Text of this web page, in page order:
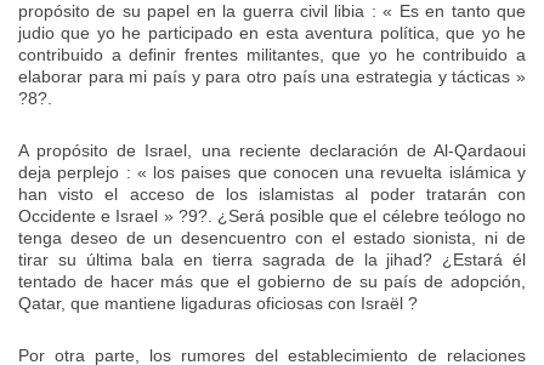
propósito de su papel en la guerra civil libia : « Es en tanto que
judio que yo he participado en esta aventura política, que yo he
contribuido a definir frentes militantes, que yo he contribuido a
elaborar para mi país y para otro país una estrategia y tácticas »
?8?.
A propósito de Israel, una reciente declaración de Al-Qardaoui
deja perplejo : « los paises que conocen una revuelta islámica y
han visto el acceso de los islamistas al poder tratarán con
Occidente e Israel » ?9?. ¿Será posible que el célebre teólogo no
tenga deseo de un desencuentro con el estado sionista, ni de
tirar su última bala en tierra sagrada de la jihad? ¿Estará él
tentado de hacer más que el gobierno de su país de adopción,
Qatar, que mantiene ligaduras oficiosas con Israël ?
Por otra parte, los rumores del establecimiento de relaciones